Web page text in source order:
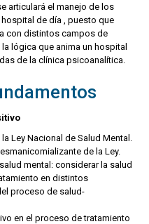
articulará el manejo de los
de día , puesto que
con distintos campos de
lógica que anima un hospital
de la clínica psicoanalítica.
Ley Nacional de Salud Mental.
de la Ley.
mental: considerar la salud
en distintos
proceso de salud-
en el proceso de tratamiento